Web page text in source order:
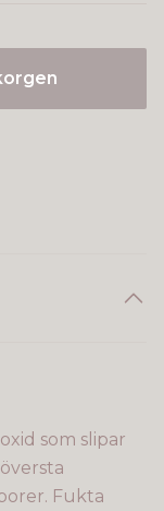
som slipar
Fukta